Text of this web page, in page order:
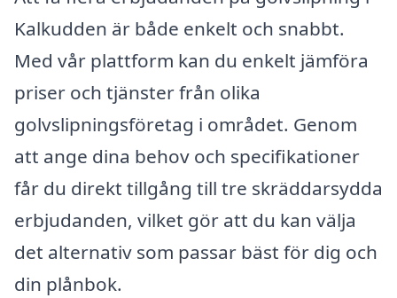
Kalkudden är både enkelt och snabbt.
Med vår plattform kan du enkelt jämföra
priser och tjänster från olika
golvslipningsföretag i området. Genom
att ange dina behov och specifikationer
får du direkt tillgång till tre skräddarsydda
erbjudanden, vilket gör att du kan välja
det alternativ som passar bäst för dig och
din plånbok.